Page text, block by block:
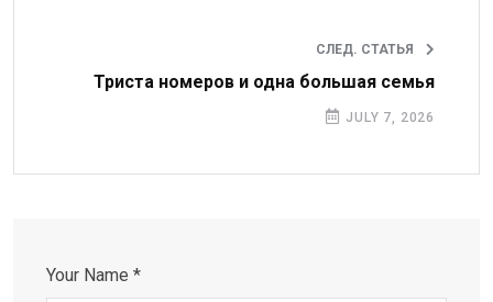
СЛЕД. СТАТЬЯ
Триста номеров и одна большая семья
JULY 7, 2026
Your Name *